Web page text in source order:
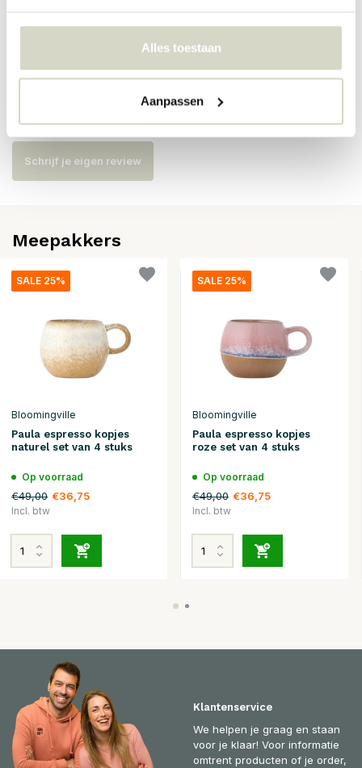
Alles toestaan
Aanpassen
Reviews
Er zijn nog geen reviews geschreven over dit product..
Schrijf je eigen review
Meepakkers
SALE 25%
Bloomingville
Paula espresso kopjes
naturel set van 4 stuks
Op voorraad
€49,00 €36,75
Incl. btw
SALE 25%
Bloomingville
Paula espresso kopjes
roze set van 4 stuks
Op voorraad
€49,00 €36,75
Incl. btw
Klantenservice
We helpen je graag en staan
voor je klaar! Voor informatie
omtrent producten of je order,